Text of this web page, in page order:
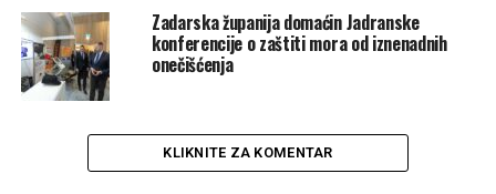
Zadarska županija domaćin Jadranske
konferencije o zaštiti mora od iznenadnih
onečišćenja
KLIKNITE ZA KOMENTAR